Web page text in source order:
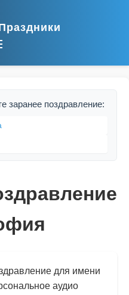
заранее поздравление:
для имени
аудио